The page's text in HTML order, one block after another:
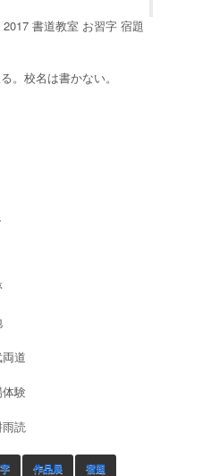
書道教室 お習字 宿題
。校名は書かない。
道
験
読
作品展 宿題